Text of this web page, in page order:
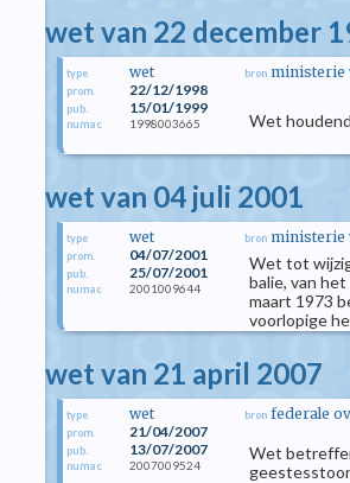
wet van 22 december
type wet
prom. 22/12/1998
pub. 15/01/1999
numac 1998003665
bron ministerie
Wet
wet van 04 juli 2001
type wet
prom. 04/07/2001
pub. 25/07/2001
numac 2001009644
bron ministerie
Wet tot
balie, van
maart 1973
voorlopige
wet van 21 april 2007
type wet
prom. 21/04/2007
pub. 13/07/2007
numac 2007009524
bron federale
Wet